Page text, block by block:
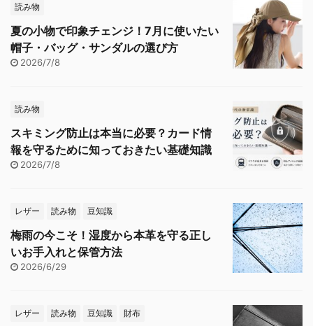
読み物
夏の小物で印象チェンジ！7月に使いたい
帽子・バッグ・サンダルの選び方
2026/7/8
読み物
スキミング防止は本当に必要？カード情
報を守るために知っておきたい基礎知識
2026/7/8
レザー 読み物 豆知識
梅雨の今こそ！湿度から本革を守る正し
いお手入れと保管方法
2026/6/29
レザー 読み物 豆知識 財布